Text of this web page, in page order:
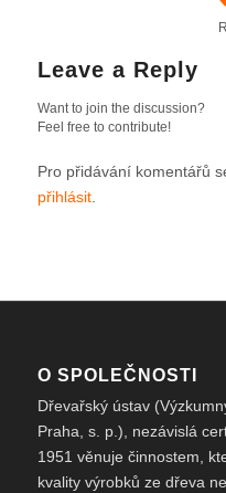
Leave a Reply
Want to join the discussion?
Feel free to contribute!
Pro přidávání komentářů
přihlásit.
O SPOLEČNOSTI
Dřevařský ústav
Praha, s. p.), nezávislá
1951 věnuje činnostem,
kvality výrobků ze dřeva